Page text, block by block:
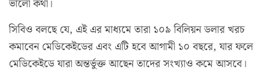
ভালো কথা।
সিবিও বলছে যে, এই এর মাধ্যমে তারা ১০৯ বিলিয়ন ডলার খরচ
কমাবেন মেডিকেইডের এবং এটি হবে আগামী ১০ বছরে, যার ফলে
মেডিকেইডে যারা অন্তর্ভুক্ত আছেন তাদের সংখ্যাও কমে আসবে।